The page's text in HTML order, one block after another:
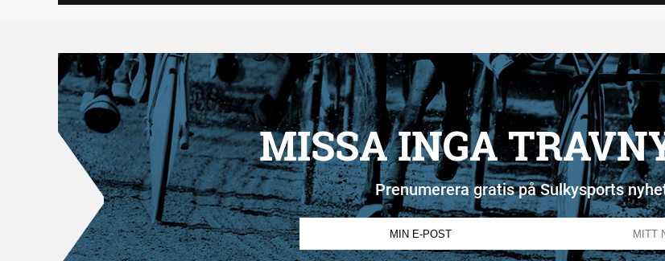
MISSA INGA
Prenumerera gratis på Sulkysports